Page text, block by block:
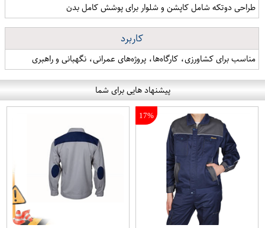
طراحی دو‌تکه شامل کاپشن و شلوار برای پوشش کامل بدن
کاربرد
مناسب برای کشاورزی، کارگاه‌ها، پروژه‌های عمرانی، نگهبانی و راهبری
پیشنهاد هایی برای شما
17%